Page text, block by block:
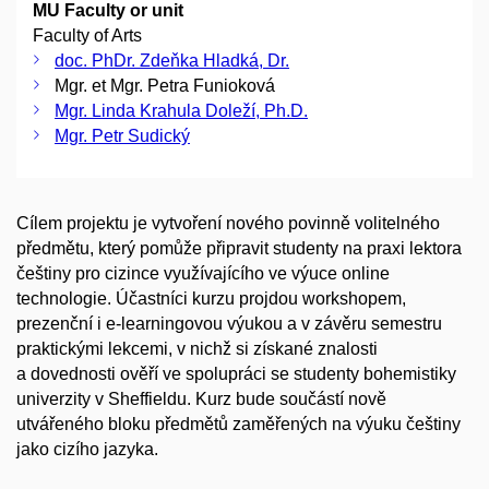
MU Faculty or unit
Faculty of Arts
doc. PhDr. Zdeňka Hladká, Dr.
Mgr. et Mgr. Petra Funioková
Mgr. Linda Krahula Doleží, Ph.D.
Mgr. Petr Sudický
Cílem projektu je vytvoření nového povinně volitelného
předmětu, který pomůže připravit studenty na praxi lektora
češtiny pro cizince využívajícího ve výuce online
technologie. Účastníci kurzu projdou workshopem,
prezenční i e-learningovou výukou a v závěru semestru
praktickými lekcemi, v nichž si získané znalosti
a dovednosti ověří ve spolupráci se studenty bohemistiky
univerzity v Sheffieldu. Kurz bude součástí nově
utvářeného bloku předmětů zaměřených na výuku češtiny
jako cizího jazyka.